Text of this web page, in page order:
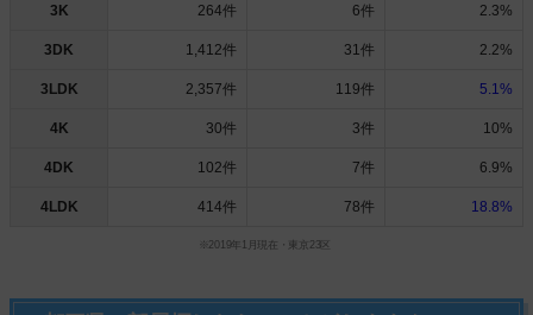
3K 264件 6件 2.3%
3DK 1,412件 31件 2.2%
3LDK 2,357件 119件 5.1%
4K 30件 3件 10%
4DK 102件 7件 6.9%
4LDK 414件 78件 18.8%
※2019年1月現在・東京23区